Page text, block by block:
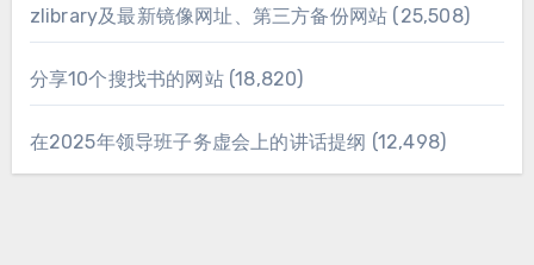
zlibrary及最新镜像网址、第三方备份网站 (25,508)
分享10个搜找书的网站 (18,820)
在2025年领导班子务虚会上的讲话提纲 (12,498)